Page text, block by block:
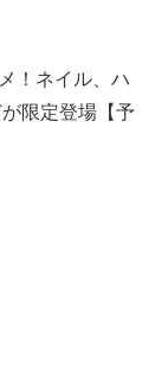
！ネイル、ハ
限定登場【予